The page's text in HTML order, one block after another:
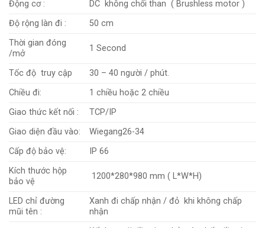
Động cơ :
DC không chổi than ( Brushless motor )
Độ rộng làn đi :
50 cm
Thời gian đóng
/mở
1 Second
Tốc độ truy cập
30 – 40 người / phút.
Chiều đi:
1 chiều hoặc 2 chiều
Giao thức kết nối :
TCP/IP
Giao diện đầu vào:
Wiegang26-34
Cấp độ bảo vệ:
IP 66
Kích thước hộp
bảo vệ
1200*280*980 mm ( L*W*H)
LED chỉ đường
mũi tên :
Xanh đi chấp nhận / đỏ khi không chấp
nhận